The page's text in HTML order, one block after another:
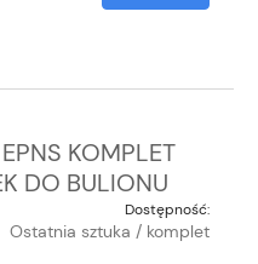
KOMPLET
DO BULIONU
Dostępność:
Ostatnia sztuka / komplet